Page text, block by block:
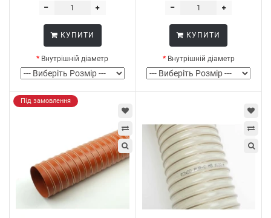
КУПИТИ
Внутрішній діаметр
КУПИТИ
Внутрішній діаметр
Під замовлення